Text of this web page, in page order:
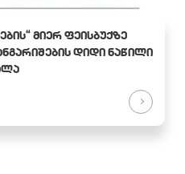
მიერ ფეისბუქზე
დიდი ნაწილი